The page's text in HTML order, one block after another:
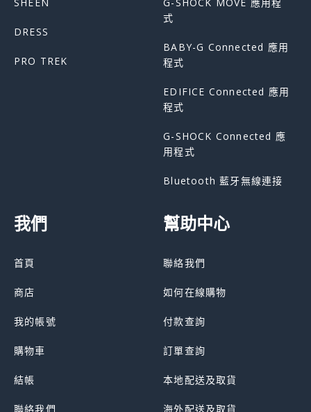
DRESS
PRO TREK
式
BABY-G Connected 應用
程式
EDIFICE Connected 應用
程式
G-SHOCK Connected 應
用程式
Bluetooth 藍牙無線連接
我們
首頁
商店
我的帳號
購物車
結帳
聯絡我們
幫助中心
聯絡我們
如何在線購物
付款查詢
訂單查詢
本地配送及取貨
海外配送及取貨